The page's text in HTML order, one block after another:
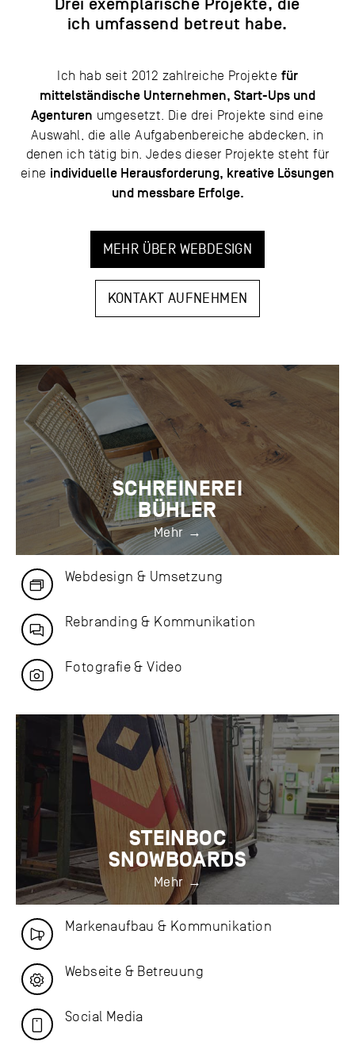
ich umfassend betreut habe.
Ich hab seit 2012 zahlreiche Projekte für
mittelständische Unternehmen, Start-Ups und
Agenturen umgesetzt. Die drei Projekte sind eine
Auswahl, die alle Aufgabenbereiche abdecken, in
denen ich tätig bin. Jedes dieser Projekte steht für
eine individuelle Herausforderung, kreative Lösungen
und messbare Erfolge.
MEHR ÜBER WEBDESIGN
KONTAKT AUFNEHMEN
SCHREINEREI
BÜHLER
Mehr
Webdesign & Umsetzung
Rebranding & Kommunikation
Fotografie & Video
STEINBOC
SNOWBOARDS
Mehr
Markenaufbau & Kommunikation
Webseite & Betreuung
Social Media